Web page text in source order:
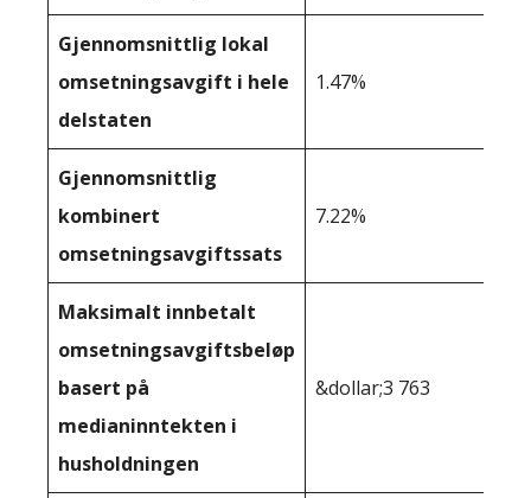
Gjennomsnittlig lokal
omsetningsavgift i hele
delstaten
1.47%
Gjennomsnittlig
kombinert
omsetningsavgiftssats
7.22%
Maksimalt innbetalt
omsetningsavgiftsbeløp
basert på
medianinntekten i
husholdningen
&dollar;3 763